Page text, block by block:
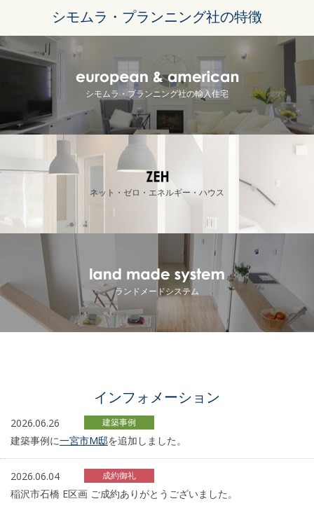
シモムラ・プランニング社の特徴
シモムラ・プランニング社の輸入住宅
ネット・ゼロ・エネルギー・ハウス
ランドメードシステム
インフォメーション
2026.06.26 建築事例
建築事例に一宮市M邸を追加しました。
2026.06.04 成約御礼
稲沢市石橋 E区画 ご成約ありがとうございました。